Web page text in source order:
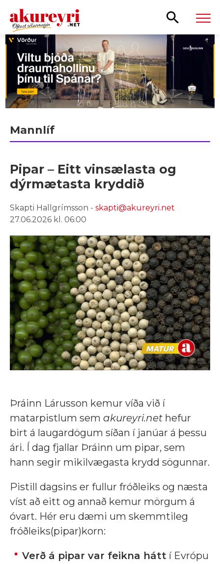
Leita
Mannlíf
Pipar – Eitt vinsælasta og
dýrmætasta kryddið
Skapti Hallgrímsson - skapti@akureyri.net
27.06.2026 kl. 06:00
Þráinn Lárusson kemur víða við í
matarpistlum sem akureyri.net hefur
birt á laugardögum síðan í janúar á þessu
ári. Í dag fjallar Þráinn um pipar, sem
hann segir mikilvægasta krydd sögunnar.
Pistill dagsins er fullur fróðleiks og næsta
víst að eitt og annað kemur mörgum á
óvart. Hér eru dæmi um skemmtileg
fróðleiks(pipar)korn:
Verð á pipar var feikna hátt í Evrópu